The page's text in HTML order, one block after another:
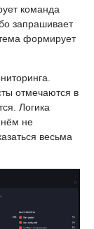
команда
запрашивает
формирует
отмечаются в
Логика
нём не
весьма